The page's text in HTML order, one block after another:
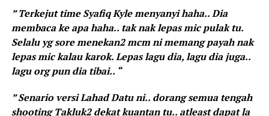
” Terkejut time Syafiq Kyle menyanyi haha.. Dia
membaca ke apa haha.. tak nak lepas mic pulak tu.
Selalu yg sore menekan2 mcm ni memang payah nak
lepas mic kalau karok. Lepas lagu dia, lagu dia juga..
lagu org pun dia tibai.. “
” Senario versi Lahad Datu ni.. dorang semua tengah
shooting Takluk2 dekat kuantan tu.. atleast dapat la